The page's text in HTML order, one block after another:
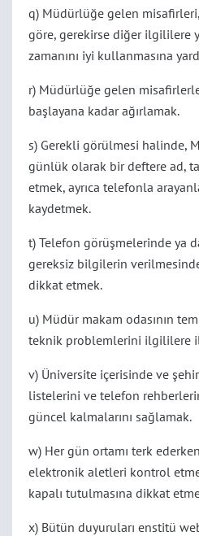
q) Müdürlüğe gelen
göre, gerekirse diğer ilgililere
zamanını iyi kullanmasına
r) Müdürlüğe gelen
başlayana kadar ağırlamak.
s) Gerekli görülmesi halinde,
günlük olarak bir deftere ad,
etmek, ayrıca telefonla
kaydetmek.
t) Telefon görüşmelerinde ya
gereksiz bilgilerin
dikkat etmek.
u) Müdür makam odasının
teknik problemlerini ilgililere
v) Üniversite içerisinde ve
listelerini ve telefon
güncel kalmalarını sağlamak.
w) Her gün ortamı terk
elektronik aletleri kontrol
kapalı tutulmasına dikkat
x) Bütün duyuruları enstitü